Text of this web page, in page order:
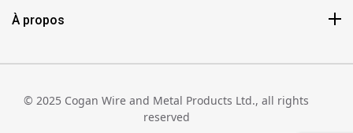
À propos
© 2025 Cogan Wire and Metal Products Ltd., all rights
reserved